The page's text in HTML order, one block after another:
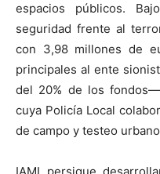
espacios públicos.
seguridad frente al
con 3,98 millones de
principales al ente
del 20% de los
cuya Policía Local
de campo y testeo